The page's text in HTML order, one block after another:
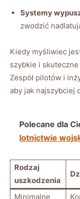
Systemy
zwodzić
Kiedy myśliwiec
szybkie i
Zespół pilotów i
aby jak najszybciej
Polecane dla
lotnictwie
Rodzaj
uszkodzenia
Minimalne